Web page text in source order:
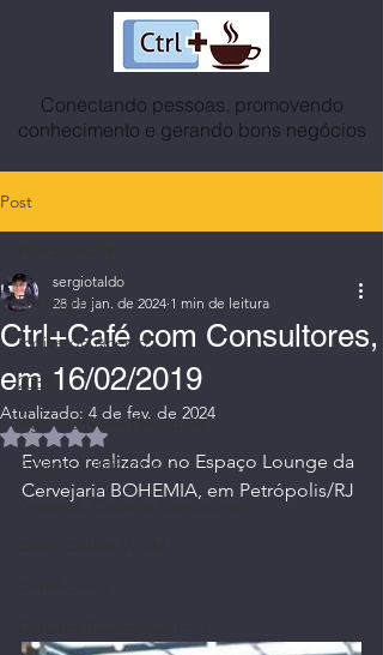
Conectando pessoas, promovendo
conhecimento e gerando bons negócios
Post
Postagens
Índice do Acervo
2030
Agenda News Petrópolis
Artigos Publicados
Avatares, Capas e Caricaturas
Ctrl+Café com Consultores,
em 16/02/2019
sergiotaldo
28 de jan. de 2024 1 min de leitura
Atualizado: 4 de fev. de 2024
Avaliado com NaN de 5 estrelas.
Evento realizado no Espaço Lounge da
Cervejaria BOHEMIA, em Petrópolis/RJ